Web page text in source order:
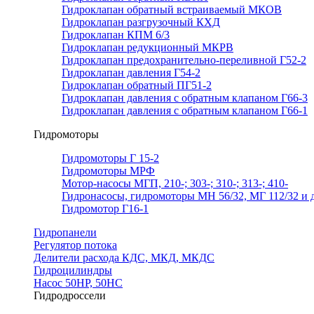
Гидроклапан обратный встраиваемый МКОВ
Гидроклапан разгрузочный КХД
Гидроклапан КПМ 6/3
Гидроклапан редукционный МКРВ
Гидроклапан предохранительно-переливной Г52-2
Гидроклапан давления Г54-2
Гидроклапан обратный ПГ51-2
Гидроклапан давления с обратным клапаном Г66-3
Гидроклапан давления с обратным клапаном Г66-1
Гидромоторы
Гидромоторы Г 15-2
Гидромоторы МРФ
Мотор-насосы МГП, 210-; 303-; 310-; 313-; 410-
Гидронасосы, гидромоторы МН 56/32, МГ 112/32 и
Гидромотор Г16-1
Гидропанели
Регулятор потока
Делители расхода КДС, МКД, МКДС
Гидроцилиндры
Насос 50НР, 50НС
Гидродроссели